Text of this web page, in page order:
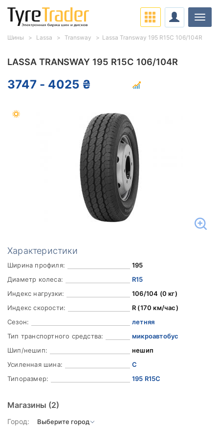
LASSA TRANSWAY 195 R15C 106/104R
3747 - 4025 ₴
Характеристики
Ширина профиля:
195
Диаметр колеса:
R15
Индекс нагрузки:
106/104 (0 кг)
Индекс скорости:
R (170 км/час)
Сезон:
летняя
Тип транспортного средства:
микроавтобус
Шип/нешип:
нешип
Усиленная шина:
C
Типоразмер:
195 R15C
Магазины (2)
Город:
Шины Lassa Transway Lassa Transway 195 R15C 106/104R